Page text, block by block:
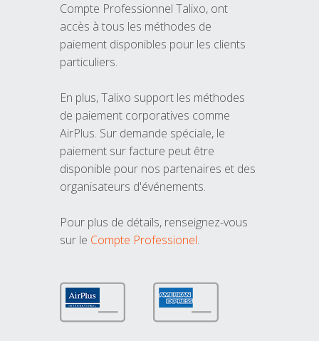
Compte Professionnel Talixo, ont
accès à tous les méthodes de
paiement disponibles pour les clients
particuliers.
En plus, Talixo support les méthodes
de paiement corporatives comme
AirPlus. Sur demande spéciale, le
paiement sur facture peut être
disponible pour nos partenaires et des
organisateurs d'événements.
Pour plus de détails, renseignez-vous
sur le Compte Professionel.